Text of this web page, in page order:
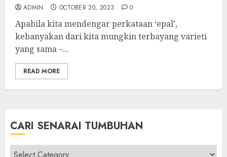
ADMIN OCTOBER 20, 2023 0
Apabila kita mendengar perkataan ‘epal’,
kebanyakan dari kita mungkin terbayang varieti
yang sama –...
READ MORE
CARI SENARAI TUMBUHAN
Cari